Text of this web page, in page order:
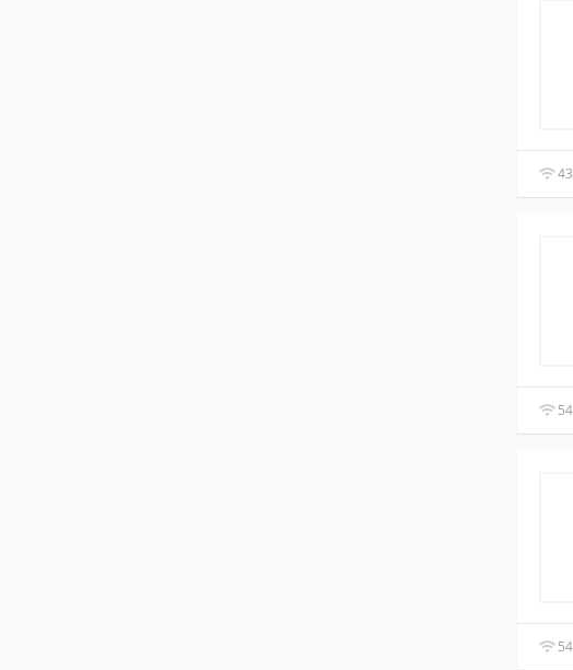
43
54
54